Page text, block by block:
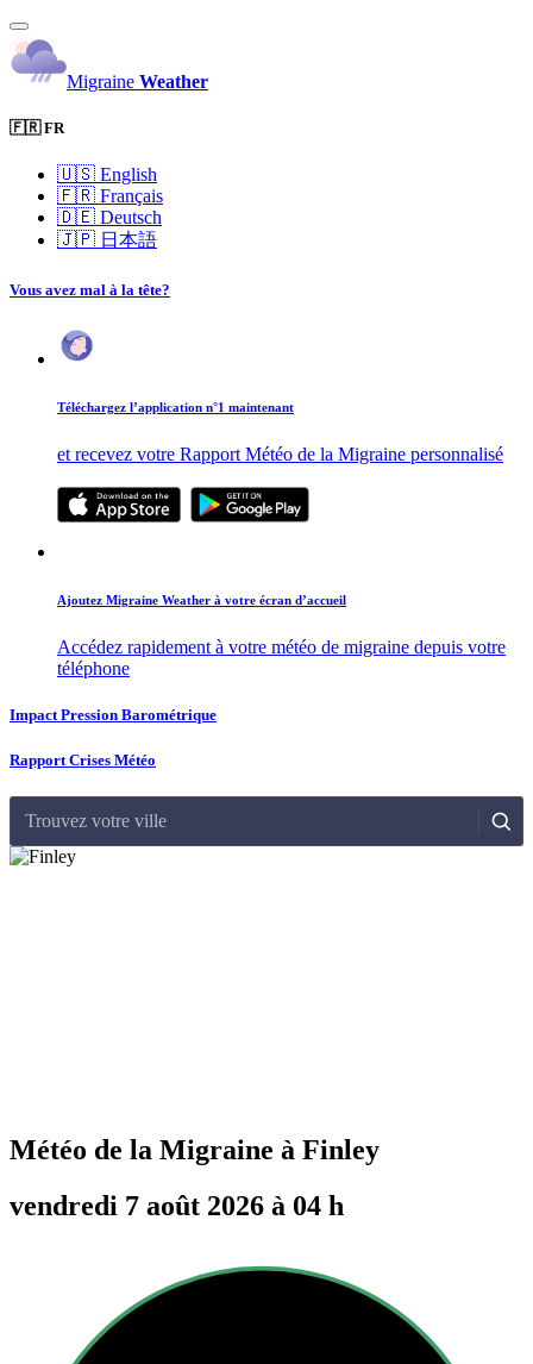
Migraine Weather
🇫🇷 FR
🇺🇸 English
🇫🇷 Français
🇩🇪 Deutsch
🇯🇵 日本語
Vous avez mal à la tête?
Téléchargez l’application n°1 maintenant
et recevez votre Rapport Météo de la Migraine personnalisé
Ajoutez Migraine Weather à votre écran d’accueil
Accédez rapidement à votre météo de migraine depuis votre
téléphone
Impact Pression Barométrique
Rapport Crises Météo
Trouvez votre ville
Météo de la Migraine à Finley
vendredi 7 août 2026 à 04 h